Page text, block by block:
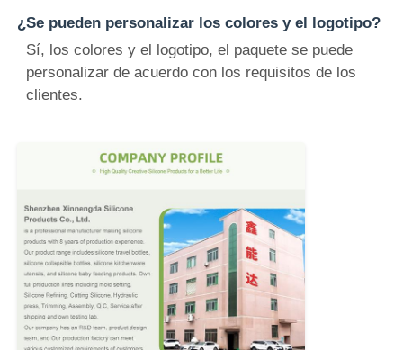
¿Se pueden personalizar los colores y el logotipo?
Sí, los colores y el logotipo, el paquete se puede
personalizar de acuerdo con los requisitos de los
clientes.